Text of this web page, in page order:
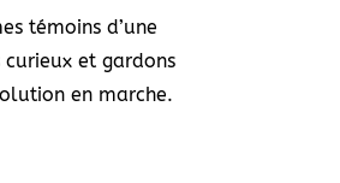
témoins d’une
et gardons
en marche.